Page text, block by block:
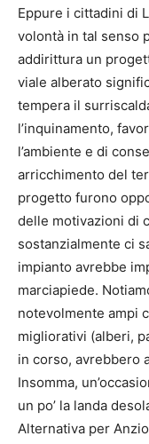
Eppure i cittadini di
volontà in tal senso
addirittura un
viale alberato
tempera il
l’inquinamento,
l’ambiente e di
arricchimento del
progetto furono
delle motivazioni di
sostanzialmente ci
impianto avrebbe
marciapiede.
notevolmente ampi
migliorativi (alberi,
in corso, avrebbero
Insomma,
un po’ la landa
Alternativa per Anzio